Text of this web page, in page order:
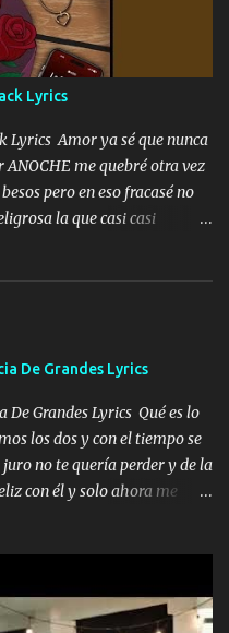
también Música
un M2 que nunca me ha
fuerte abrazo también al
mejores antros me verán
destapando siempre
que me conocen ya saben de
Lyrics
Lyrics Amor ya sé que nunca
me quebré otra vez
pero en eso fracasé no
la que casi casi
se que no me crees
de mujeres pero solo
yo quitándote la ropa no
llevarte a la Luna y si
mi esposa Chingada
ayuda la p'uta loquera y al
la pinche tristeza me
saldras de mi mente Ella era
De Grandes Lyrics
De Grandes Lyrics Qué es lo
los dos y con el tiempo se
no te quería perder y de la
con él y solo ahora me
en la soledad Porque me
el final fue triste pa mí Y